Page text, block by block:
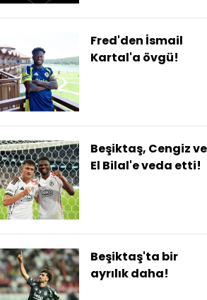
Fred'den İsmail
Kartal'a övgü!
Beşiktaş, Cengiz ve
El Bilal'e veda etti!
Beşiktaş'ta bir
ayrılık daha!